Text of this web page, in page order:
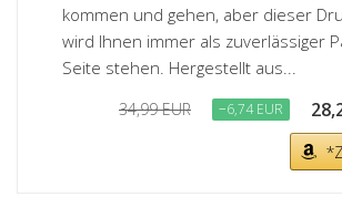
kommen und gehen, aber dieser
wird Ihnen immer als zuverlässiger
Seite stehen. Hergestellt aus...
34,99 EUR −6,74 EUR